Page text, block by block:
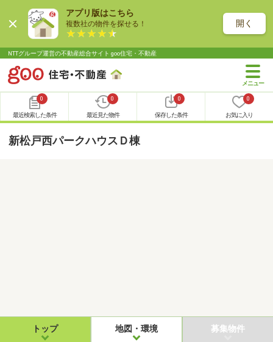
アプリ版はこちら
複数社の物件を探せる！ 開く
NTTグループ運営の不動産総合サイト goo住宅・不動産
0
最近検索した条件
0
最近見た物件
0
保存した条件
0
お気に入り
新松戸西パークハウスＤ棟
トップ 地図・環境 募集物件